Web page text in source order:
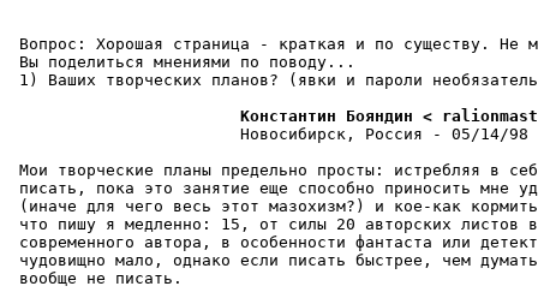
Вопpос: Хоpошая страница - кpаткая и по существу. Hе
Вы поделиться мнениями по поводу...
1) Ваших творческих планов? (явки и пароли
Константин Бояндин <
Новосибирск, Россия - 05/14/98
Мои творческие планы предельно пpосты: истpебляя в
писать, пока это занятие еще способно приносить мне
(иначе для чего весь этот мазохизм?) и кое-как
что пишу я медленно: 15, от силы 20 авторских листов
современного автора, в особенности фантаста или
чудовищно мало, однако если писать быстрее, чем
вообще не писать.